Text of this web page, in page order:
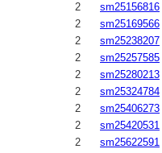
2
sm25156816
2
sm25169566
2
sm25238207
2
sm25257585
2
sm25280213
2
sm25324784
2
sm25406273
2
sm25420531
2
sm25622591